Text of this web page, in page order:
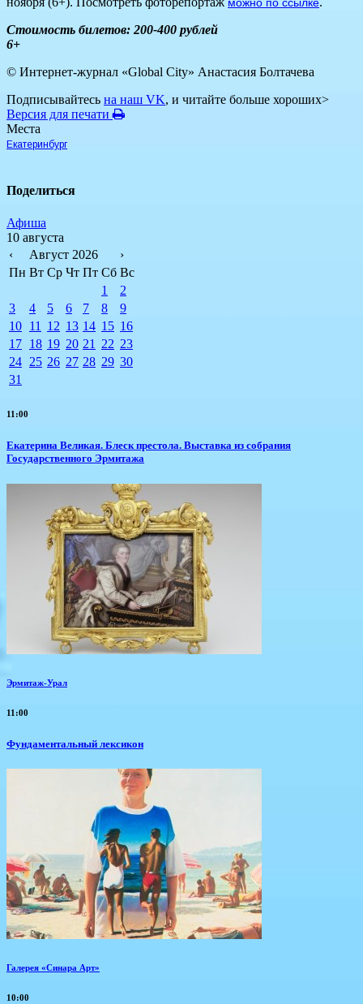
можно по ссылке
Стоимость билетов: 200-400 рублей
6+
© Интернет-журнал «Global City» Анастасия Болтачева
Подписывайтесь на наш VK, и читайте больше хороших>
Версия для печати
Места
Екатеринбург
Поделиться
Афиша
10 августа
‹
Август 2026
›
Пн Вт Ср Чт Пт Сб Вс
1
2
3
4 5 6 7 8
9
10 11 12 13 14 15 16
17 18 19 20 21 22 23
24 25 26 27 28 29 30
31
11:00
Екатерина Великая. Блеск престола. Выставка из собрания
Государственного Эрмитажа
Эрмитаж-Урал
11:00
Фундаментальный лексикон
Галерея «Синара Арт»
10:00